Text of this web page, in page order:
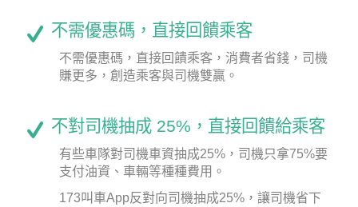
不需優惠碼，直接回饋乘客
不需優惠碼，直接回饋乘客，消費者省錢，司機
賺更多，創造乘客與司機雙贏。
不對司機抽成 25%，直接回饋給乘客
有些車隊對司機車資抽成25%，司機只拿75%要
支付油資、車輛等種種費用。
173叫車App反對向司機抽成25%，讓司機省下